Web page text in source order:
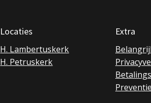
Locaties
H. Lambertuskerk
H. Petruskerk
Extra